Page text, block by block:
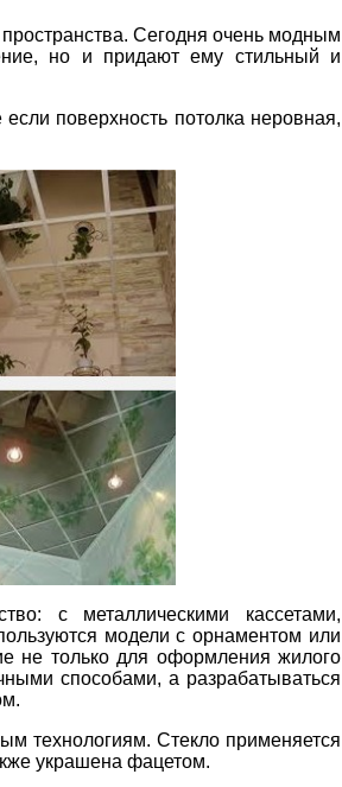
Сегодня очень модным
но и придают ему стильный и
поверхность потолка неровная,
с металлическими кассетами,
модели с орнаментом или
не только для оформления жилого
способами, а разрабатываться
технологиям. Стекло применяется
украшена фацетом.